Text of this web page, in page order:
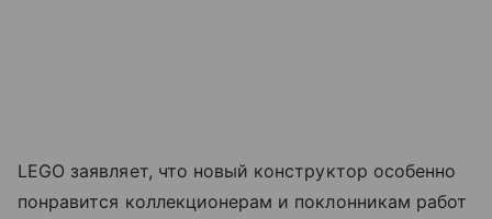
LEGO заявляет, что новый конструктор особенно
понравится коллекционерам и поклонникам работ